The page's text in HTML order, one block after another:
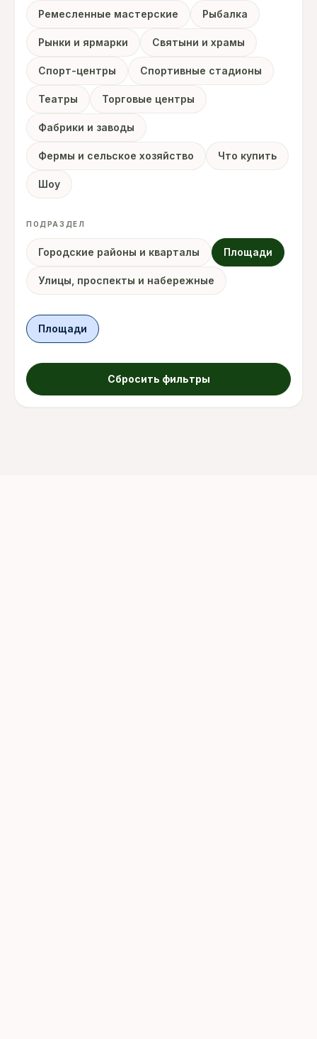
Ремесленные мастерские Рыбалка
Рынки и ярмарки Святыни и храмы
Спорт-центры Спортивные стадионы
Театры Торговые центры
Фабрики и заводы
Фермы и сельское хозяйство Что купить
Шоу
ПОДРАЗДЕЛ
Городские районы и кварталы Площади
Улицы, проспекты и набережные
Площади
Сбросить фильтры